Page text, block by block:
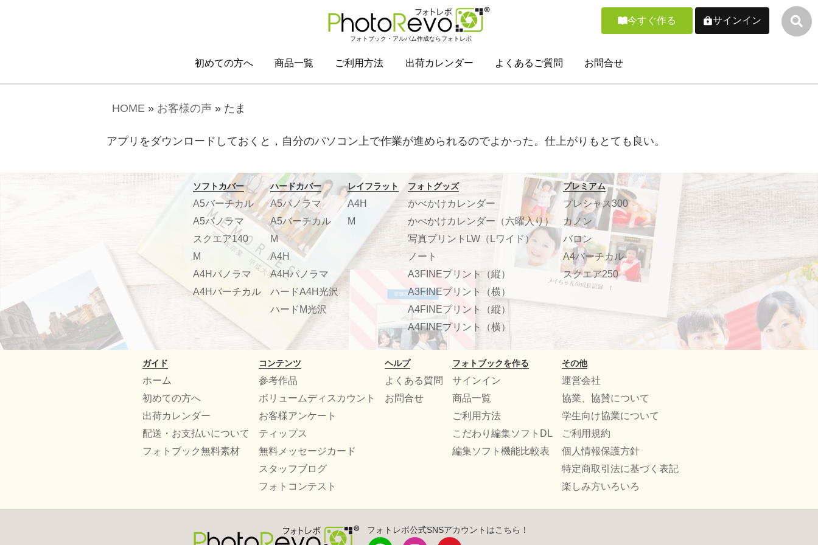
フォトブック・アルバム作成ならフォトレボ
今すぐ作る サインイン
初めての方へ 商品一覧 ご利用方法 出荷カレンダー よくあるご質問 お問合せ
HOME » お客様の声 » たま
アプリをダウンロードしておくと，自分のパソコン上で作業が進められるのでよかった。仕上がりもとても良い。
ソフトカバー
A5バーチカル
A5パノラマ
スクエア140
M
A4Hパノラマ
A4Hバーチカル
ハードカバー
A5パノラマ
A5バーチカル
M
A4H
A4Hパノラマ
ハードA4H光沢
ハードM光沢
レイフラット
A4H
M
フォトグッズ
かべかけカレンダー
かべかけカレンダー（六曜入り）
写真プリントLW（Lワイド）
ノート
A3FINEプリント（縦）
A3FINEプリント（横）
A4FINEプリント（縦）
A4FINEプリント（横）
プレミアム
プレシャス300
カノン
バロン
A4バーチカル
スクエア250
ガイド
ホーム
初めての方へ
出荷カレンダー
配送・お支払いについて
フォトブック無料素材
コンテンツ
参考作品
ボリュームディスカウント
お客様アンケート
ティップス
無料メッセージカード
スタッフブログ
フォトコンテスト
ヘルプ
よくある質問
お問合せ
フォトブックを作る
サインイン
商品一覧
ご利用方法
こだわり編集ソフトDL
編集ソフト機能比較表
その他
運営会社
協業、協賛について
学生向け協業について
ご利用規約
個人情報保護方針
特定商取引法に基づく表記
楽しみ方いろいろ
フォトレボ公式SNSアカウントはこちら！